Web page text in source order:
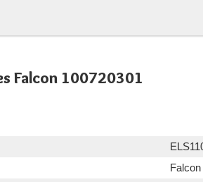
Falcon 100720301
Falcon